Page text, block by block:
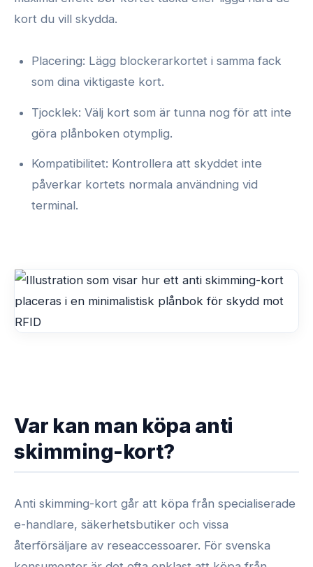
kort du vill skydda.
Placering: Lägg blockerarkortet i samma fack
som dina viktigaste kort.
Tjocklek: Välj kort som är tunna nog för att inte
göra plånboken otymplig.
Kompatibilitet: Kontrollera att skyddet inte
påverkar kortets normala användning vid
terminal.
Var kan man köpa anti
skimming-kort?
Anti skimming-kort går att köpa från specialiserade
e-handlare, säkerhetsbutiker och vissa
återförsäljare av reseaccessoarer. För svenska